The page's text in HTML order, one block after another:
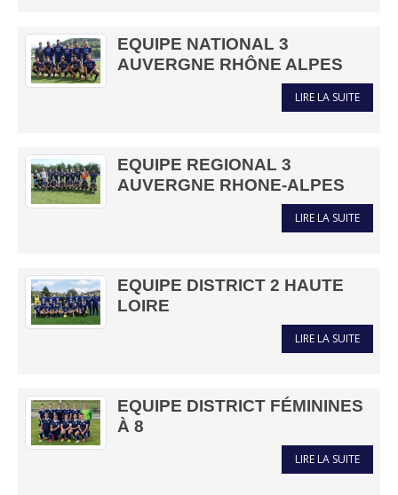
EQUIPE NATIONAL 3
AUVERGNE RHÔNE ALPES
LIRE LA SUITE
EQUIPE REGIONAL 3
AUVERGNE RHONE-ALPES
LIRE LA SUITE
EQUIPE DISTRICT 2 HAUTE
LOIRE
LIRE LA SUITE
EQUIPE DISTRICT FÉMININES
À 8
LIRE LA SUITE